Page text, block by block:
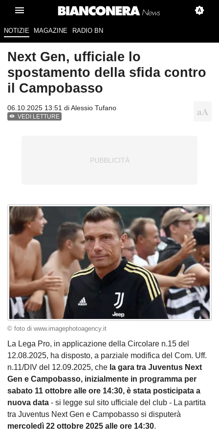
NOTIZIE MAGAZINE RADIO BN
Next Gen, ufficiale lo
spostamento della sfida contro
il Campobasso
06.10.2025 13:51 diAlessio Tufano
VEDI LETTURE
© foto di www.imagephotoagency.it
La Lega Pro, in applicazione della Circolare n.15 del
12.08.2025, ha disposto, a parziale modifica del Com. Uff.
n.11/DIV del 12.09.2025, che la gara tra Juventus Next
Gen e Campobasso, inizialmente in programma per
sabato 11 ottobre alle ore 14:30, è stata posticipata a
nuova data - si legge sul sito ufficiale del club - La partita
tra Juventus Next Gen e Campobasso si disputerà
mercoledì 22 ottobre 2025 alle ore 14:30.